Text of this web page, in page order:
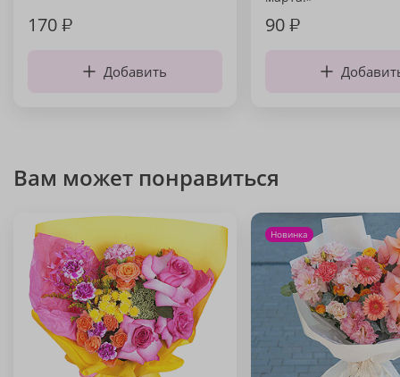
170₽
Добавить
90₽
Вам может понравиться
Новинка